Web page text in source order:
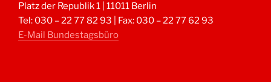
Platz der Republik 1 | 11011 Berlin
Tel: 030 – 22 77 82 93 | Fax: 030 – 22 77 62 93
E-Mail Bundestagsbüro